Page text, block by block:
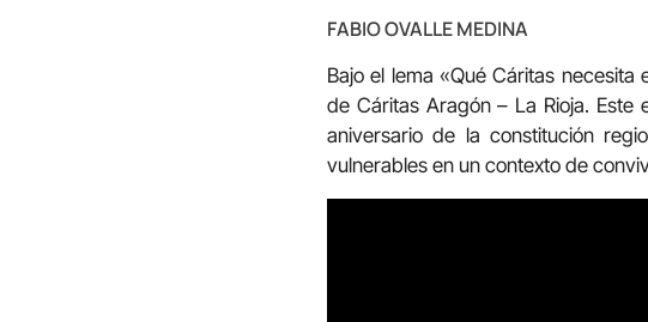
FABIO OVALLE MEDINA
Bajo el lema «Qué Cáritas
de Cáritas Aragón – La Rioja. Este
aniversario de la constitución
vulnerables en un contexto de